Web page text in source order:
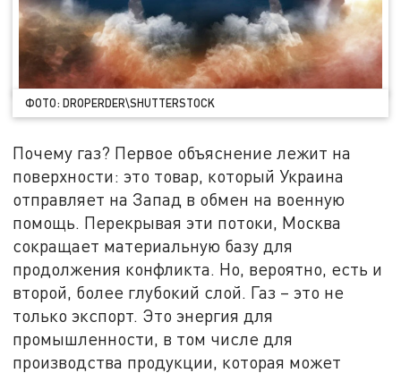
ФОТО: DROPERDER\SHUTTERSTOCK
Почему газ? Первое объяснение лежит на
поверхности: это товар, который Украина
отправляет на Запад в обмен на военную
помощь. Перекрывая эти потоки, Москва
сокращает материальную базу для
продолжения конфликта. Но, вероятно, есть и
второй, более глубокий слой. Газ – это не
только экспорт. Это энергия для
промышленности, в том числе для
производства продукции, которая может